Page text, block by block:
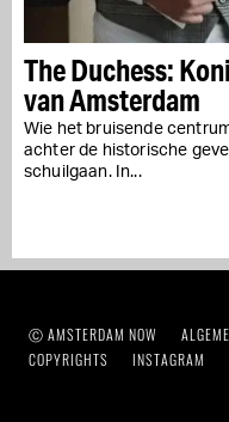
The Duchess:
van Amsterdam
Wie het bruisende
achter de historische
schuilgaan. In...
Ⓒ AMSTERDAM NOW
COPYRIGHTS
INSTAGRAM